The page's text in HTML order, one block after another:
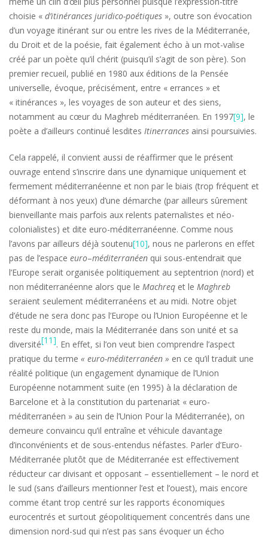
choisie « d’itinérances juridico-poétiques », outre son évocation
d’un voyage itinérant sur ou entre les rives de la Méditerranée,
du Droit et de la poésie, fait également écho à un mot-valise
créé par un poète qu’il chérit (puisqu’il s’agit de son père). Son
premier recueil, publié en 1980 aux éditions de la Pensée
universelle, évoque, précisément, entre « errances » et
« itinérances », les voyages de son auteur et des siens,
notamment au cœur du Maghreb méditerranéen. En 1997[9], le
poète a d’ailleurs continué lesdites Itinerrances ainsi poursuivies.
Cela rappelé, il convient aussi de réaffirmer que le présent
ouvrage entend s’inscrire dans une dynamique uniquement et
fermement méditerranéenne et non par le biais (trop fréquent et
déformant à nos yeux) d’une démarche (par ailleurs sûrement
bienveillante mais parfois aux relents paternalistes et néo-
colonialistes) et dite euro-méditerranéenne. Comme nous
l’avons par ailleurs déjà soutenu[10], nous ne parlerons en effet
pas de l’espace euro–méditerranéen qui sous-entendrait que
l’Europe serait organisée politiquement au septentrion (nord) et
non méditerranéenne alors que le Machreq et le Maghreb
seraient seulement méditerranéens et au midi. Notre objet
d’étude ne sera donc pas l’Europe ou l’Union Européenne et le
reste du monde, mais la Méditerranée dans son unité et sa
diversité[11]. En effet, si l’on veut bien comprendre l’aspect
pratique du terme « euro-méditerranéen » en ce qu’il traduit une
réalité politique (un engagement dynamique de l’Union
Européenne notamment suite (en 1995) à la déclaration de
Barcelone et à la constitution du partenariat « euro-
méditerranéen » au sein de l’Union Pour la Méditerranée), on
demeure convaincu qu’il entraîne et véhicule davantage
d’inconvénients et de sous-entendus néfastes. Parler d’Euro-
Méditerranée plutôt que de Méditerranée est effectivement
réducteur car divisant et opposant – essentiellement – le nord et
le sud (sans d’ailleurs mentionner l’est et l’ouest), mais encore
comme étant trop centré sur les rapports économiques
eurocentrés et surtout géopolitiquement concentrés dans une
dimension nord-sud qui n’est pas sans évoquer un écho